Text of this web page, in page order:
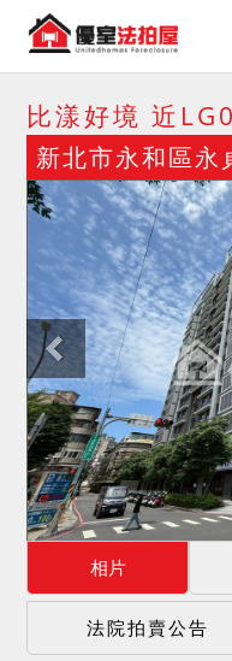
比漾好境 近
新北市永和區
相片
法院拍賣公告